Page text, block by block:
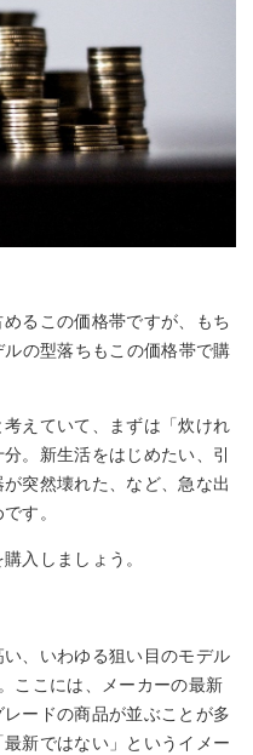
るこの価格帯ですが、もち
の型落ちもこの価格帯で購
えていて、まずは「炊けれ
。新生活をはじめたい、引
突然壊れた、など、急な出
す。
入しましょう。
、いわゆる狙い目のモデル
ここには、メーカーの最新
ードの商品が並ぶことが多
新ではない」というイメー